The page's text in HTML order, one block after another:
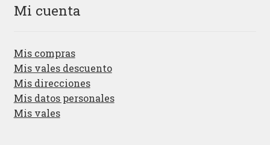
Mi cuenta
Mis compras
Mis vales descuento
Mis direcciones
Mis datos personales
Mis vales